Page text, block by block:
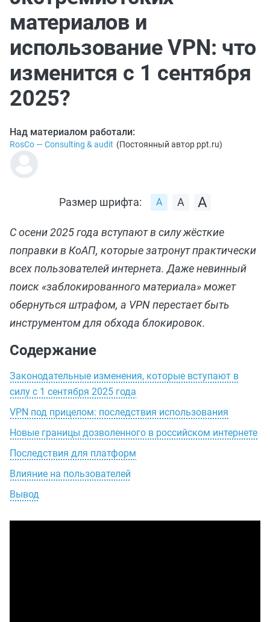
материалов и
использование VPN: что
изменится с 1 сентября
2025?
Над материалом работали:
RosCo — Consulting & audit (Постоянный автор ppt.ru)
Размер шрифта:
С осени 2025 года вступают в силу жёсткие
поправки в КоАП, которые затронут практически
всех пользователей интернета. Даже невинный
поиск «заблокированного материала» может
обернуться штрафом, а VPN перестает быть
инструментом для обхода блокировок.
Содержание
Законодательные изменения, которые вступают в
силу с 1 сентября 2025 года
VPN под прицелом: последствия использования
Новые границы дозволенного в российском интернете
Последствия для платформ
Влияние на пользователей
Вывод